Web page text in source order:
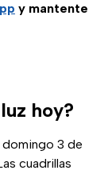
y mantente
hoy?
3 de
cuadrillas